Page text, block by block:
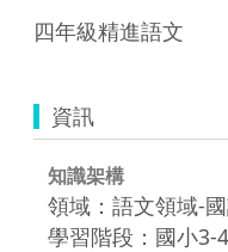
四年級精進語文
資訊
知識架構
領域：語文領域-
學習階段：國小3-